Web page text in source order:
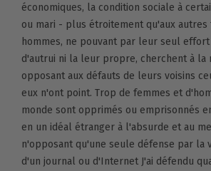
économiques, la condition sociale à
ou mari - plus étroitement qu'aux autres
hommes, ne pouvant par leur seul
d'autrui ni la leur propre, cherchent à la
opposant aux défauts de leurs voisins
eux n'ont point. Trop de femmes et
monde sont opprimés ou emprisonnés
en un idéal étranger à l'absurde et au
n'opposant qu'une seule défense par la
d'un journal ou d'Internet J'ai défendu